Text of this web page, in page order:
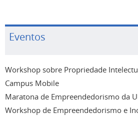
Eventos
Workshop sobre Propriedade
Campus Mobile
Maratona de Empreendedorismo da
Workshop de Empreendedorismo e